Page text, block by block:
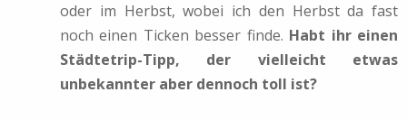
oder im Herbst, wobei ich den Herbst da fast
noch einen Ticken besser finde. Habt ihr einen
Städtetrip-Tipp, der vielleicht etwas
unbekannter aber dennoch toll ist?